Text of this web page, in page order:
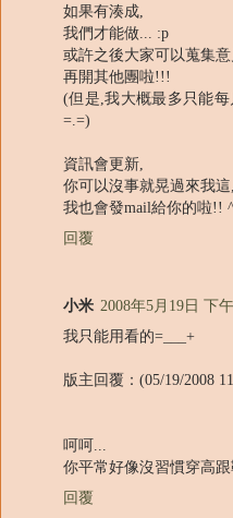
如果有湊成,
我們才能做... :p
或許之後大家可以蒐集意
再開其他團啦!!!
(但是,我大概最多只能每
=.=)
資訊會更新,
你可以沒事就晃過來我這,
我也會發mail給你的啦!!
回覆
小米 2008年5月19日 下
我只能用看的=___+
版主回覆：(05/19/2008
呵呵...
你平常好像沒習慣穿高
回覆